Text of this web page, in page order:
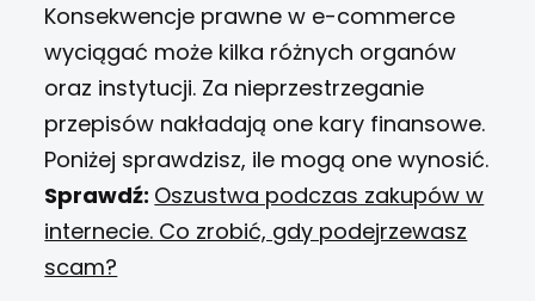
Konsekwencje prawne w e-commerce
wyciągać może kilka różnych organów
oraz instytucji. Za nieprzestrzeganie
przepisów nakładają one kary finansowe.
Poniżej sprawdzisz, ile mogą one wynosić.
Sprawdź: Oszustwa podczas zakupów w
internecie. Co zrobić, gdy podejrzewasz
scam?